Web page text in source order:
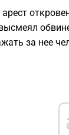
за нее